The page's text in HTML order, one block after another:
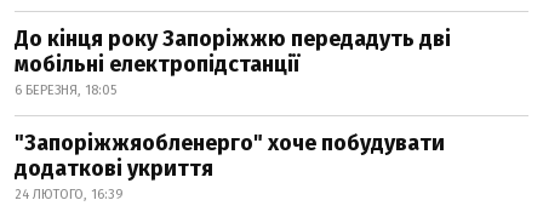
До кінця року Запоріжжю передадуть дві
мобільні електропідстанції
6 БЕРЕЗНЯ, 18:05
"Запоріжжяобленерго" хоче побудувати
додаткові укриття
24 ЛЮТОГО, 16:39